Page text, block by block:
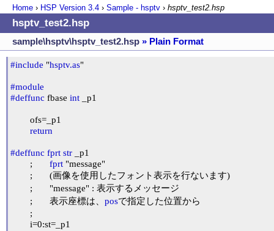
Home › HSP Version 3.4 › Sample - hsptv › hsptv_test2.hsp
hsptv_test2.hsp
sample\hsptv\hsptv_test2.hsp » Plain Format
#include "hsptv.as"
#module
#deffunc fbase int _p1
return
#deffunc fprt str _p1
fprt "message"
	;	表示座標は、
posで指定した位置から